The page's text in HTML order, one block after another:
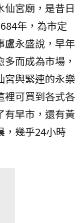
仙宮廟，是昔日
年，為市定
盧永盛說，早年
而成為市場，
宮與緊連的永樂
裡可買到各式各
有早市，還有黃
，幾乎24小時